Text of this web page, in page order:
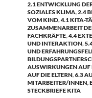
2.1 ENTWICKLUNG
SOZIALES KLIMA,2.4
VOM KIND,4.1 KITA-
ZUSAMMENARBEIT
FACHKRÄFTE,4.4
UND INTERAKTION,
UND
AUSWIRKUNGEN AUF
AUF DIE ELTERN,6.3
MITARBEITER/INNEN,
STECKBRIEFE KITA